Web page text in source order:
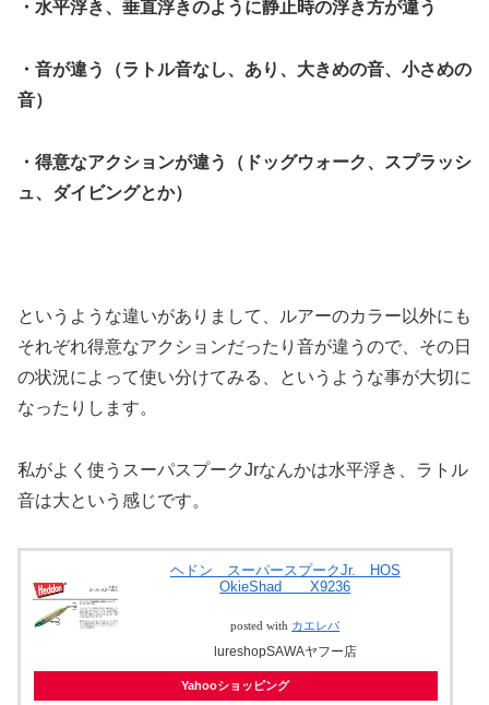
・水平浮き、垂直浮きのように静止時の浮き方が違う
・音が違う（ラトル音なし、あり、大きめの音、小さめの
音）
・得意なアクションが違う（ドッグウォーク、スプラッシ
ュ、ダイビングとか）
というような違いがありまして、ルアーのカラー以外にも
それぞれ得意なアクションだったり音が違うので、その日
の状況によって使い分けてみる、というような事が大切に
なったりします。
私がよく使うスーパスプークJrなんかは水平浮き、ラトル
音は大という感じです。
ヘドン スーパースプークJr. HOS
OkieShad X9236
posted with カエレバ
lureshopSAWAヤフー店
Yahooショッピング